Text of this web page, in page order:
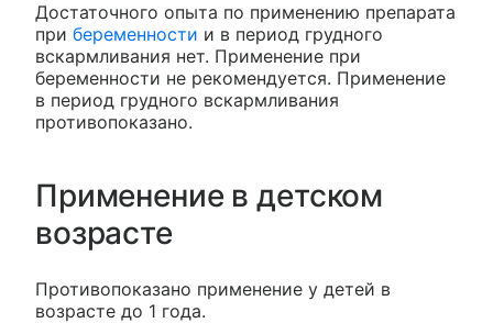
Достаточного опыта по применению препарата
при беременности и в период грудного
вскармливания нет. Применение при
беременности не рекомендуется. Применение
в период грудного вскармливания
противопоказано.
Применение в детском
возрасте
Противопоказано применение у детей в
возрасте до 1 года.